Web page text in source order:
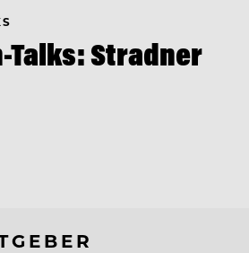
Stradner